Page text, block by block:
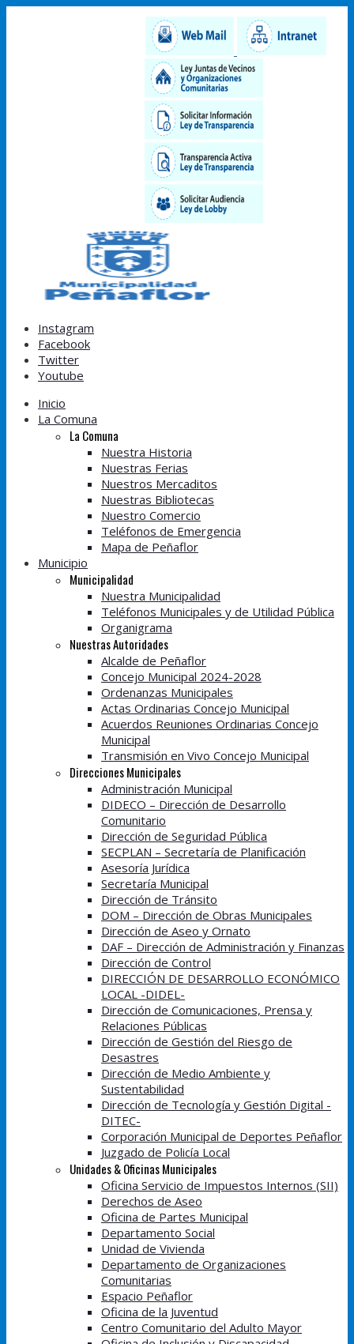
Instagram
Facebook
Twitter
Youtube
Inicio
La Comuna
La Comuna
Nuestra Historia
Nuestras Ferias
Nuestros Mercaditos
Nuestras Bibliotecas
Nuestro Comercio
Teléfonos de Emergencia
Mapa de Peñaflor
Municipio
Municipalidad
Nuestra Municipalidad
Teléfonos Municipales y de Utilidad Pública
Organigrama
Nuestras Autoridades
Alcalde de Peñaflor
Concejo Municipal 2024-2028
Ordenanzas Municipales
Actas Ordinarias Concejo Municipal
Acuerdos Reuniones Ordinarias Concejo
Municipal
Transmisión en Vivo Concejo Municipal
Direcciones Municipales
Administración Municipal
DIDECO – Dirección de Desarrollo
Comunitario
Dirección de Seguridad Pública
SECPLAN – Secretaría de Planificación
Asesoría Jurídica
Secretaría Municipal
Dirección de Tránsito
DOM – Dirección de Obras Municipales
Dirección de Aseo y Ornato
DAF – Dirección de Administración y Finanzas
Dirección de Control
DIRECCIÓN DE DESARROLLO ECONÓMICO
LOCAL -DIDEL-
Dirección de Comunicaciones, Prensa y
Relaciones Públicas
Dirección de Gestión del Riesgo de
Desastres
Dirección de Medio Ambiente y
Sustentabilidad
Dirección de Tecnología y Gestión Digital -
DITEC-
Corporación Municipal de Deportes Peñaflor
Juzgado de Policía Local
Unidades & Oficinas Municipales
Oficina Servicio de Impuestos Internos (SII)
Derechos de Aseo
Oficina de Partes Municipal
Departamento Social
Unidad de Vivienda
Departamento de Organizaciones
Comunitarias
Espacio Peñaflor
Oficina de la Juventud
Centro Comunitario del Adulto Mayor